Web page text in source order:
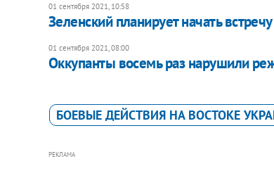
01 сентября 2021, 10:58
Зеленский планирует начать
01 сентября 2021, 08:00
Оккупанты восемь раз нарушили
БОЕВЫЕ ДЕЙСТВИЯ НА ВОСТОКЕ
РЕКЛАМА